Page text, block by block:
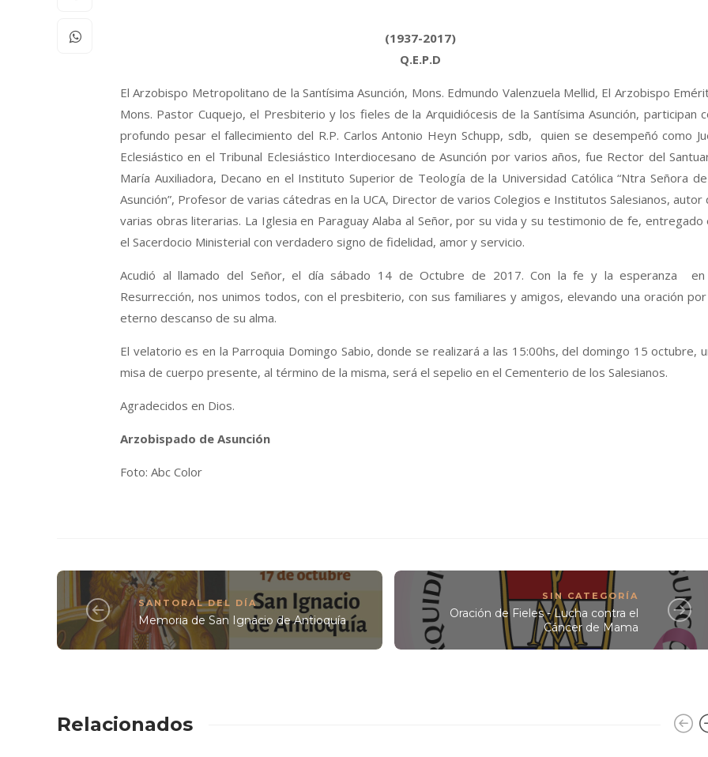
(1937-2017)
Q.E.P.D
El Arzobispo Metropolitano de la Santísima Asunción, Mons. Edmundo Valenzuela Mellid, El Arzobispo
Mons. Pastor Cuquejo, el Presbiterio y los fieles de la Arquidiócesis de la Santísima Asunción, participan
profundo pesar el fallecimiento del R.P. Carlos Antonio Heyn Schupp, sdb, quien se desempeñó como
Eclesiástico en el Tribunal Eclesiástico Interdiocesano de Asunción por varios años, fue Rector del
María Auxiliadora, Decano en el Instituto Superior de Teología de la Universidad Católica “Ntra Señora
Asunción”, Profesor de varias cátedras en la UCA, Director de varios Colegios e Institutos Salesianos, autor
varias obras literarias. La Iglesia en Paraguay Alaba al Señor, por su vida y su testimonio de fe, entregado
el Sacerdocio Ministerial con verdadero signo de fidelidad, amor y servicio.
Acudió al llamado del Señor, el día sábado 14 de Octubre de 2017. Con la fe y la esperanza
Resurrección, nos unimos todos, con el presbiterio, con sus familiares y amigos, elevando una oración
eterno descanso de su alma.
El velatorio es en la Parroquia Domingo Sabio, donde se realizará a las 15:00hs, del domingo 15 octubre,
misa de cuerpo presente, al término de la misma, será el sepelio en el Cementerio de los Salesianos.
Agradecidos en Dios.
Arzobispado de Asunción
Foto: Abc Color
SANTORAL DEL DÍA
Memoria de San Ignacio de Antioquía
SIN CATEGORÍA
Oración de Fieles - Lucha contra el
Cáncer de Mama
Relacionados